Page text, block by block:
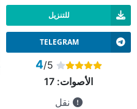
للتنزيل
TELEGRAM
4/5
الأصوات: 17
نقل